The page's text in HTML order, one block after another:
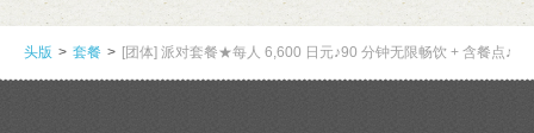
头版 套餐 [团体] 派对套餐★每人 6,600 日元♪90 分钟无限畅饮 + 含餐点♪